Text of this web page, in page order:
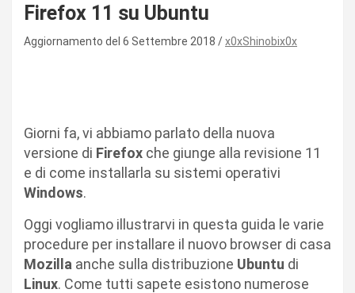
Firefox 11 su Ubuntu
Aggiornamento del 6 Settembre 2018 x0xShinobix0x
Giorni fa, vi abbiamo parlato della nuova
versione di Firefox che giunge alla revisione 11
e di come installarla su sistemi operativi
Windows.
Oggi vogliamo illustrarvi in questa guida le varie
procedure per installare il nuovo browser di casa
Mozilla anche sulla distribuzione Ubuntu di
Linux. Come tutti sapete esistono numerose